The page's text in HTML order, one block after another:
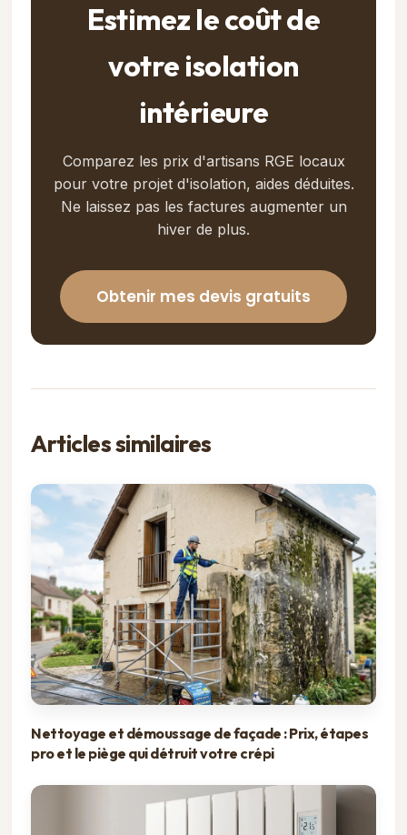
Estimez le coût de
votre isolation
intérieure
Comparez les prix d'artisans RGE locaux
pour votre projet d'isolation, aides déduites.
Ne laissez pas les factures augmenter un
hiver de plus.
Obtenir mes devis gratuits
Articles similaires
Nettoyage et démoussage de façade : Prix, étapes
pro et le piège qui détruit votre crépi